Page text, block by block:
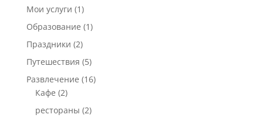
Мои услуги (1)
Образование (1)
Праздники (2)
Путешествия (5)
Развлечение (16)
Кафе (2)
рестораны (2)